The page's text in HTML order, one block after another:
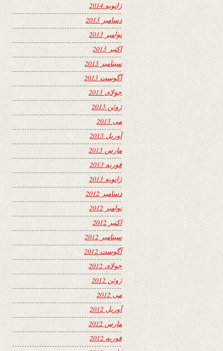
ژانویه 2014
دسامبر 2013
نوامبر 2013
اکتبر 2013
سپتامبر 2013
آگوست 2013
جولای 2013
ژوئن 2013
می 2013
آوریل 2013
مارس 2013
فوریه 2013
ژانویه 2013
دسامبر 2012
نوامبر 2012
اکتبر 2012
سپتامبر 2012
آگوست 2012
جولای 2012
ژوئن 2012
می 2012
آوریل 2012
مارس 2012
فوریه 2012